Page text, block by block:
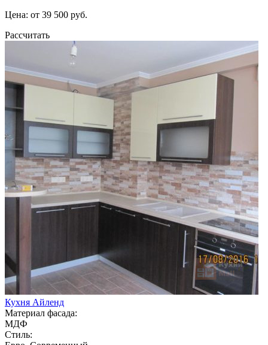
Цена: от 39 500 руб.
Рассчитать
Кухня Айленд
Материал фасада:
МДФ
Стиль: